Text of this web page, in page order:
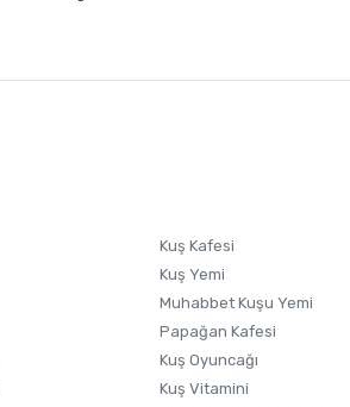
Yorumla
Kuş Kafesi
Kuş Yemi
Muhabbet Kuşu Yemi
Papağan Kafesi
Kuş Oyuncağı
Kuş Vitamini